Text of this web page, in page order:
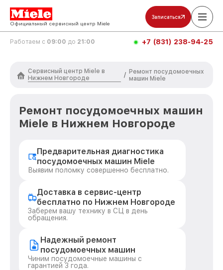
Официальный сервисный центр Miele
Записаться
Работаем с 09:00 до 21:00 +7 (831) 238-94-25
Сервисный центр Miele в
Нижнем Новгороде
/ Ремонт посудомоечных
машин Miele
Ремонт посудомоечных машин
Miele в Нижнем Новгороде
Предварительная диагностика
посудомоечных машин Miele
Выявим поломку совершенно бесплатно.
Доставка в сервис-центр
бесплатно по Нижнем Новгороде
Заберем вашу технику в СЦ в день
обращения.
Надежный ремонт
посудомоечных машин
Чиним посудомоечные машины с
гарантией 3 года.